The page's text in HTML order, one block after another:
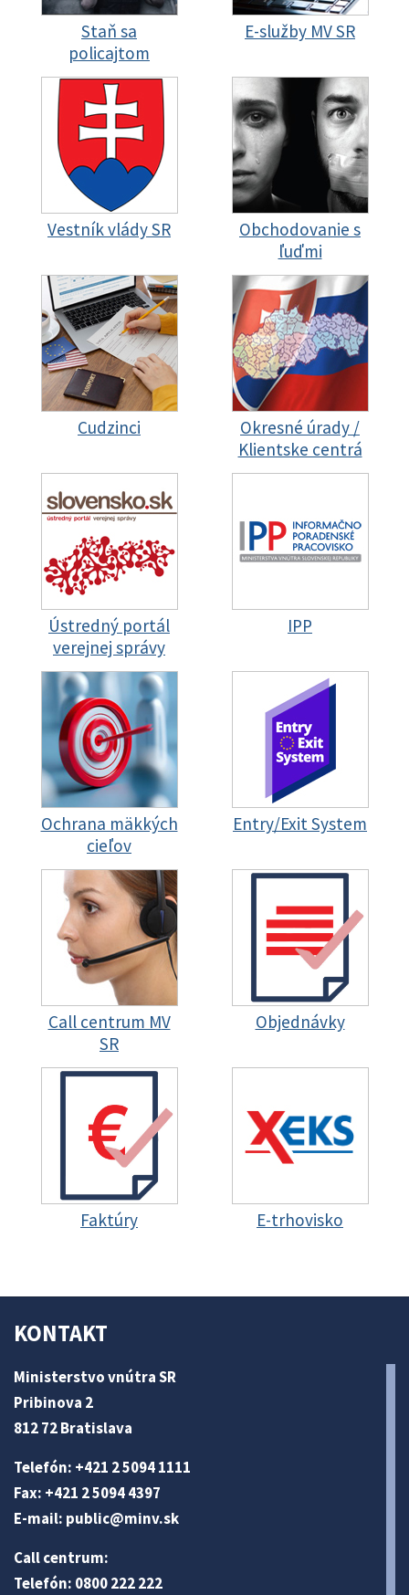
Staň sa
policajtom
E-služby MV SR
Vestník vlády SR
Obchodovanie s
ľuďmi
Cudzinci
Okresné úrady /
Klientske centrá
Ústredný portál
verejnej správy
IPP
Ochrana mäkkých
cieľov
Entry/Exit System
Call centrum MV
SR
Objednávky
Faktúry E-trhovisko
KONTAKT
Ministerstvo vnútra SR
Pribinova 2
812 72 Bratislava
Telefón: +421 2 5094 1111
Fax: +421 2 5094 4397
E-mail: public@minv.sk
Call centrum:
Telefón: 0800 222 222